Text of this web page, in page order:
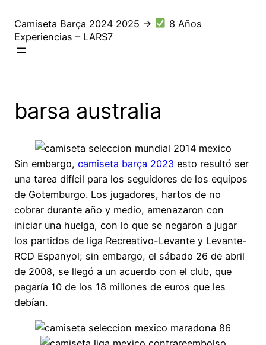
contenido
Camiseta Barça 2024 2025 →
8 Años
Experiencias – LARS7
barsa australia
Sin embargo, camiseta barça 2023 esto resultó ser
una tarea difícil para los seguidores de los equipos
de Gotemburgo. Los jugadores, hartos de no
cobrar durante año y medio, amenazaron con
iniciar una huelga, con lo que se negaron a jugar
los partidos de liga Recreativo-Levante y Levante-
RCD Espanyol; sin embargo, el sábado 26 de abril
de 2008, se llegó a un acuerdo con el club, que
pagaría 10 de los 18 millones de euros que les
debían.